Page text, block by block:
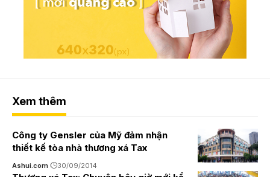
Xem thêm
Công ty Gensler của Mỹ đảm nhận
thiết kế tòa nhà thương xá Tax
Ashui.com 30/09/2014